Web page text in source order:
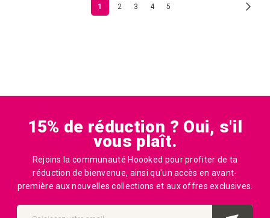
Vous
1 Page
2 Page
3 Page
4 Page
5 Page
Suiv.
15% de réduction ? Oui, s'il
vous plaît.
Rejoins la communauté Hoooked pour profiter de ta
réduction de bienvenue, ainsi qu'un accès en avant-
première aux nouvelles collections et aux offres exclusives.
Inscription